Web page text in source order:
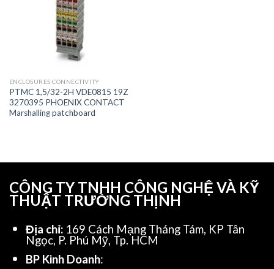
ENCLOSURES CONNECTIVITY
PTMC 1,5/32-2H VDE0815 19Z
3270395 PHOENIX CONTACT
Marshalling patchboard
CÔNG TY TNHH CÔNG NGHỆ VÀ KỸ
THUẬT TRƯỜNG THỊNH
Địa chỉ: 169 Cách Mạng Tháng Tám, KP Tân
Ngọc, P. Phú Mỹ, Tp. HCM
BP Kinh Doanh: